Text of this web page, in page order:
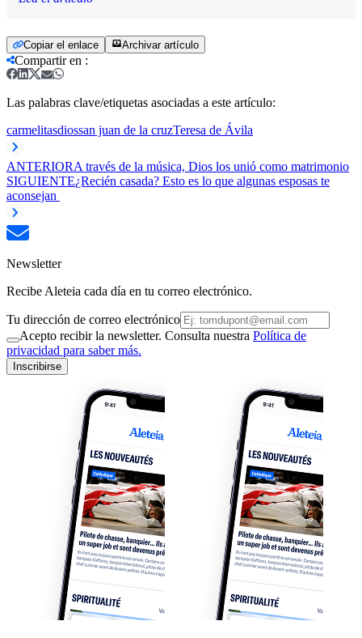
Copiar el enlace Archivar artículo
Compartir en :
Las palabras clave/etiquetas asociadas a este artículo:
carmelitasdiossan juan de la cruzTeresa de Ávila
ANTERIORA través de la música, Dios los unió como matrimonio
SIGUIENTE¿Recién casada? Esto es lo que algunas esposas te
aconsejan
Newsletter
Recibe Aleteia cada día en tu correo electrónico.
Tu dirección de correo electrónico
Acepto recibir la newsletter. Consulta nuestra Política de
privacidad para saber más.
Inscribirse